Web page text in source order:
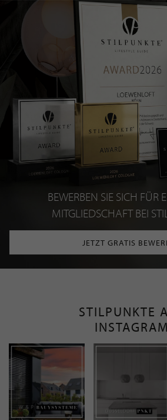
BEWERBEN SIE SICH FÜR
MITGLIEDSCHAFT BEI
JETZT GRATIS
STILPUNKTE
INSTAGRAM